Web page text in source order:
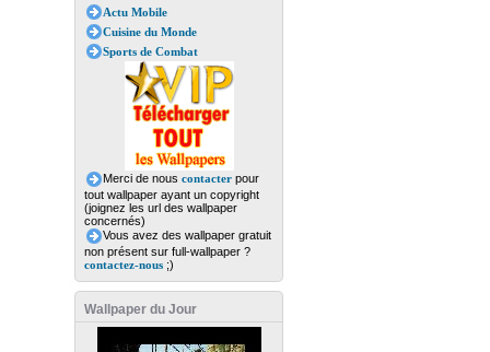
Actu Mobile
Cuisine du Monde
Sports de Combat
Merci de nous contacterpour
tout wallpaper ayant un copyright
(joignez les url des wallpaper
concernés)
Vous avez des wallpaper gratuit
non présent sur full-wallpaper ?
contactez-nous;)
Wallpaper du Jour